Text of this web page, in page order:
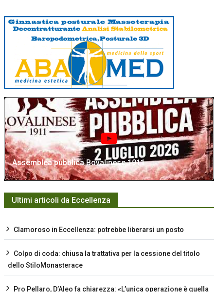
Assemblea pubblica Bovalinese 1911
Ultimi articoli da Eccellenza
Clamoroso in Eccellenza: potrebbe liberarsi un posto
Colpo di coda: chiusa la trattativa per la cessione del titolo
dello StiloMonasterace
Pro Pellaro, D’Aleo fa chiarezza: «L’unica operazione è quella